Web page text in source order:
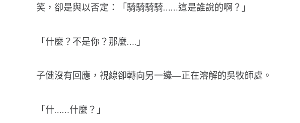
笑，卻是與以否定：「騎騎騎騎……這是誰說的啊？」
「什麼？不是你？那麼….」
子健沒有回應，視線卻轉向另一邊—正在溶解的吳牧師處。
「什……什麼？」